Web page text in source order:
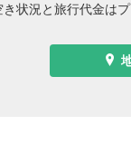
状況と旅行代金は